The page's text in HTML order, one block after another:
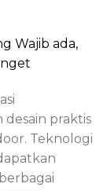
Wajib ada,
desain praktis
Teknologi